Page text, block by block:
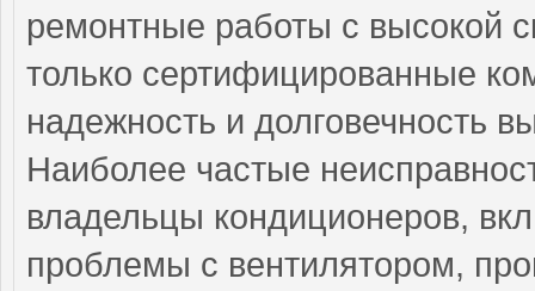
ремонтные работы с высокой
только сертифицированные
надежность и долговечность
Наиболее частые
владельцы кондиционеров,
проблемы с вентилятором,